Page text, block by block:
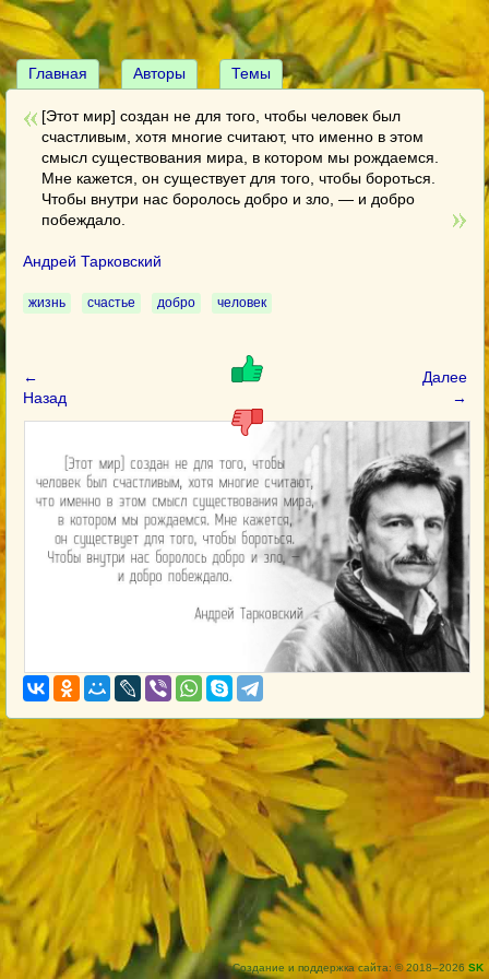
Главная Авторы Темы
[Этот мир] создан не для того, чтобы человек был
счастливым, хотя многие считают, что именно в этом
смысл существования мира, в котором мы рождаемся.
Мне кажется, он существует для того, чтобы бороться.
Чтобы внутри нас боролось добро и зло, — и добро
побеждало.
Андрей Тарковский
жизнь счастье добро человек
←
Назад
Далее
→
Создание и поддержка сайта: © 2018–2026 SK